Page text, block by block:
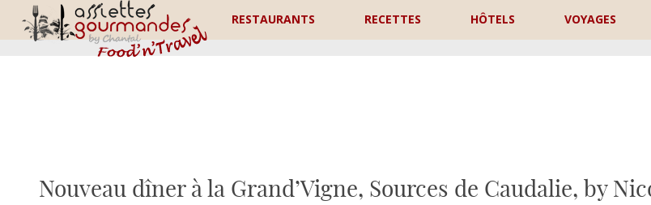
RESTAURANTS RECETTES HÔTELS VOYAGES
Nouveau dîner à la Grand’Vigne, Sources de Caudalie, by